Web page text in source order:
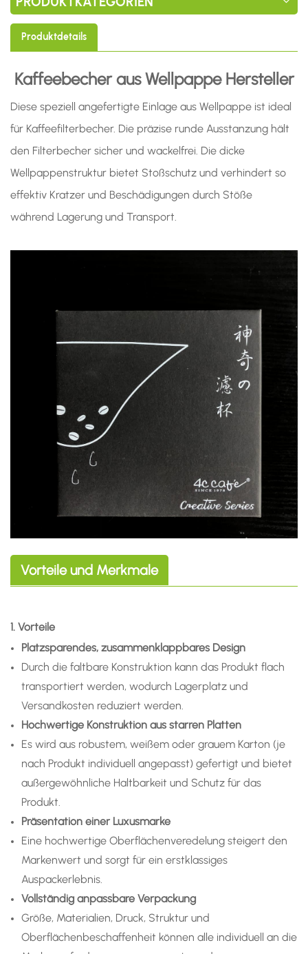
Produktdetails
Kaffeebecher aus Wellpappe Hersteller
Diese speziell angefertigte Einlage aus Wellpappe ist ideal
für Kaffeefilterbecher. Die präzise runde Ausstanzung hält
den Filterbecher sicher und wackelfrei. Die dicke
Wellpappenstruktur bietet Stoßschutz und verhindert so
effektiv Kratzer und Beschädigungen durch Stöße
während Lagerung und Transport.
Vorteile und Merkmale
1. Vorteile
Platzsparendes, zusammenklappbares Design
Durch die faltbare Konstruktion kann das Produkt flach
transportiert werden, wodurch Lagerplatz und
Versandkosten reduziert werden.
Hochwertige Konstruktion aus starren Platten
Es wird aus robustem, weißem oder grauem Karton (je
nach Produkt individuell angepasst) gefertigt und bietet
außergewöhnliche Haltbarkeit und Schutz für das
Produkt.
Präsentation einer Luxusmarke
Eine hochwertige Oberflächenveredelung steigert den
Markenwert und sorgt für ein erstklassiges
Auspackerlebnis.
Vollständig anpassbare Verpackung
Größe, Materialien, Druck, Struktur und
Oberflächenbeschaffenheit können alle individuell an die